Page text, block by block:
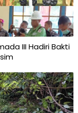
III Hadiri Bakti